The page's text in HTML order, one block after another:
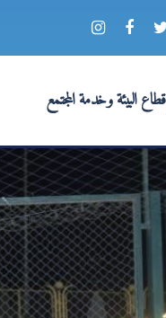
قطاع البيئة وخدمة المجتمع